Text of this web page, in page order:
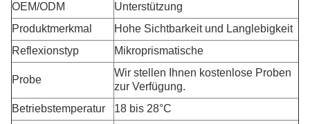
OEM/ODM
Unterstützung
Produktmerkmal
Hohe Sichtbarkeit und Langlebigkeit
Reflexionstyp
Mikroprismatische
Probe
Wir stellen Ihnen kostenlose Proben
zur Verfügung.
Betriebstemperatur
18 bis 28°C